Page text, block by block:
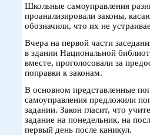
Школьные самоуправления
проанализировали законы,
обозначили, что их не
Вчера на первой части
в здании Национальной
вместе, проголосовали за
поправки к законам.
В основном представленные
самоуправления предложили
задании. Закон гласит, что
задание на понедельник, на
первый день после каникул.